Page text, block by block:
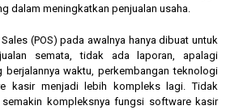
dalam meningkatkan penjualan usaha.
(POS) pada awalnya hanya dibuat untuk
semata, tidak ada laporan, apalagi
berjalannya waktu, perkembangan teknologi
kasir menjadi lebih kompleks lagi. Tidak
kompleksnya fungsi software kasir